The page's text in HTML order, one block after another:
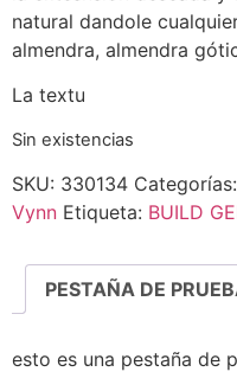
natural dandole
almendra, almendra
La textu
Sin existencias
SKU: 330134 Categorías:
Vynn Etiqueta: BUILD
PESTAÑA DE
esto es una pestaña de